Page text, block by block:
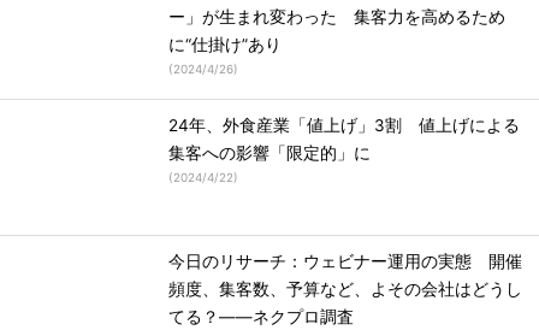
ー」が生まれ変わった 集客力を高めるため
に“仕掛け”あり
(2024/4/26)
24年、外食産業「値上げ」3割 値上げによる
集客への影響「限定的」に
(2024/4/22)
今日のリサーチ：ウェビナー運用の実態 開催
頻度、集客数、予算など、よその会社はどうし
てる？――ネクプロ調査